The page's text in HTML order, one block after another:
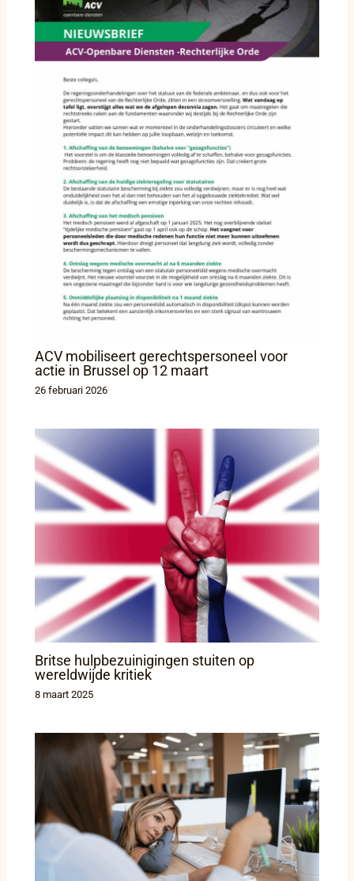
ACV mobiliseert gerechtspersoneel voor
actie in Brussel op 12 maart
26 februari 2026
Britse hulpbezuinigingen stuiten op
wereldwijde kritiek
8 maart 2025